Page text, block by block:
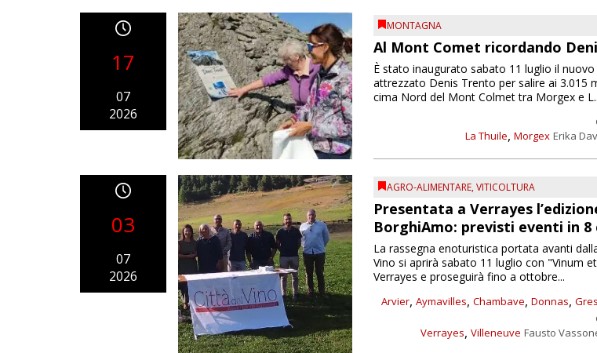
17
07
2026
MONTAGNA
Al Mont Comet ricordando
La Thuile, Morgex Erika
È stato inaugurato sabato 11 luglio il nuovo
attrezzato Denis Trento per salire ai 3.015
cima Nord del Mont Colmet tra Morgex e
03
07
2026
AGRO-ALIMENTARE,VITICOLTURA
Presentata a Verrayes
BorghiAmo: previsti eventi in 8
Arvier, Aymavilles, Chambave, Donnas,
Verrayes, Villeneuve Fausto
La rassegna enoturistica portata avanti
Vino si aprirà sabato 11 luglio con "Vinum
Verrayes e proseguirà fino a ottobre...